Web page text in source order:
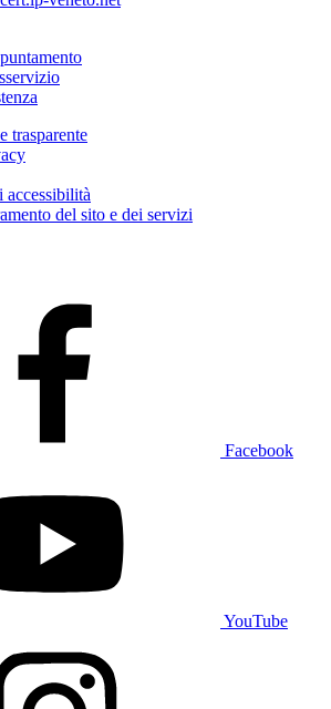
trasparente
del sito e dei servizi
Facebook
YouTube